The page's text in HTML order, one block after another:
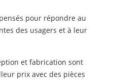
pour répondre au
des usagers et à leur
et fabrication sont
prix avec des pièces